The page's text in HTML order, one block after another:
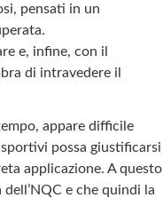
pensati in un
e, infine, con il
di intravedere il
appare difficile
possa giustificarsi
applicazione. A questo
e che quindi la